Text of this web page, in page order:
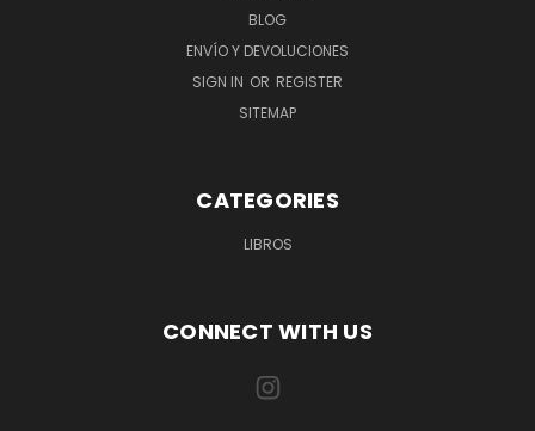
BLOG
ENVÍO Y DEVOLUCIONES
SIGN IN OR REGISTER
SITEMAP
CATEGORIES
LIBROS
CONNECT WITH US